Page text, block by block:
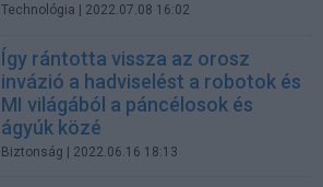
Technológia | 2022.07.08 16:02
Így rántotta vissza az orosz
invázió a hadviselést a robotok és
MI világából a páncélosok és
ágyúk közé
Biztonság | 2022.06.16 18:13